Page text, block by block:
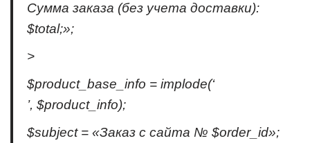
Сумма заказа (без учета доставки):
$total;»;
>
$product_base_infо = implode(‘
’, $product_info);
$subject = «Заказ с сайта № $order_id»;